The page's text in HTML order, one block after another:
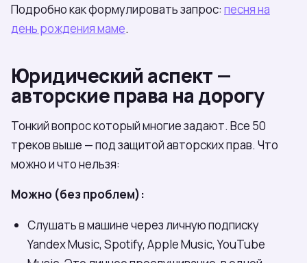
Подробно как формулировать запрос: песня на
день рождения маме.
Юридический аспект —
авторские права на дорогу
Тонкий вопрос который многие задают. Все 50
треков выше — под защитой авторских прав. Что
можно и что нельзя:
Можно (без проблем):
Слушать в машине через личную подписку
Yandex Music, Spotify, Apple Music, YouTube